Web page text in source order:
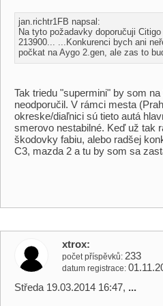
jan.richtr1FB napsal:
Na tyto požadavky doporučuji
213900... ...Konkurenci bych ani
počkat na Aygo 2.gen, ale zas to
Tak triedu "supermini" by som
neodporučil. V rámci mesta
okreske/diaľnici sú tieto autá
smerovo nestabilné. Keď už tak
škodovky fabiu, alebo radšej
C3, mazda 2 a tu by som sa
xtrox
počet příspěvků 233
datum registrace
Středa 19.03.2014 16:47, ...